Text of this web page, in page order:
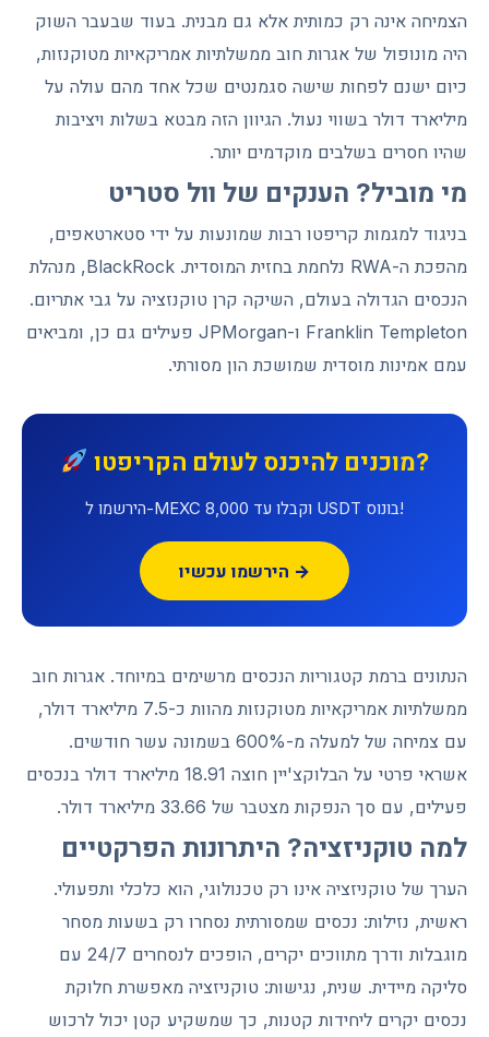
הצמיחה אינה רק כמותית אלא גם מבנית. בעוד שבעבר השוק
היה מונופול של אגרות חוב ממשלתיות אמריקאיות מטוקנזות,
כיום ישנם לפחות שישה סגמנטים שכל אחד מהם עולה על
מיליארד דולר בשווי נעול. הגיוון הזה מבטא בשלות ויציבות
שהיו חסרים בשלבים מוקדמים יותר.
מי מוביל? הענקים של וול סטריט
בניגוד למגמות קריפטו רבות שמונעות על ידי סטארטאפים,
מהפכת ה-RWA נלחמת בחזית המוסדית. BlackRock, מנהלת
הנכסים הגדולה בעולם, השיקה קרן טוקנזציה על גבי אתריום.
Franklin Templeton ו-JPMorgan פעילים גם כן, ומביאים
עמם אמינות מוסדית שמושכת הון מסורתי.
מוכנים להיכנס לעולם הקריפטו?
הירשמו ל-MEXC וקבלו עד 8,000 USDT בונוס!
הירשמו עכשיו →
הנתונים ברמת קטגוריות הנכסים מרשימים במיוחד. אגרות חוב
ממשלתיות אמריקאיות מטוקנזות מהוות כ-7.5 מיליארד דולר,
עם צמיחה של למעלה מ-600% בשמונה עשר חודשים.
אשראי פרטי על הבלוקצ'יין חוצה 18.91 מיליארד דולר בנכסים
פעילים, עם סך הנפקות מצטבר של 33.66 מיליארד דולר.
למה טוקניזציה? היתרונות הפרקטיים
הערך של טוקניזציה אינו רק טכנולוגי, הוא כלכלי ותפעולי.
ראשית, נזילות: נכסים שמסורתית נסחרו רק בשעות מסחר
מוגבלות ודרך מתווכים יקרים, הופכים לנסחרים 24/7 עם
סליקה מיידית. שנית, נגישות: טוקניזציה מאפשרת חלוקת
נכסים יקרים ליחידות קטנות, כך שמשקיע קטן יכול לרכוש